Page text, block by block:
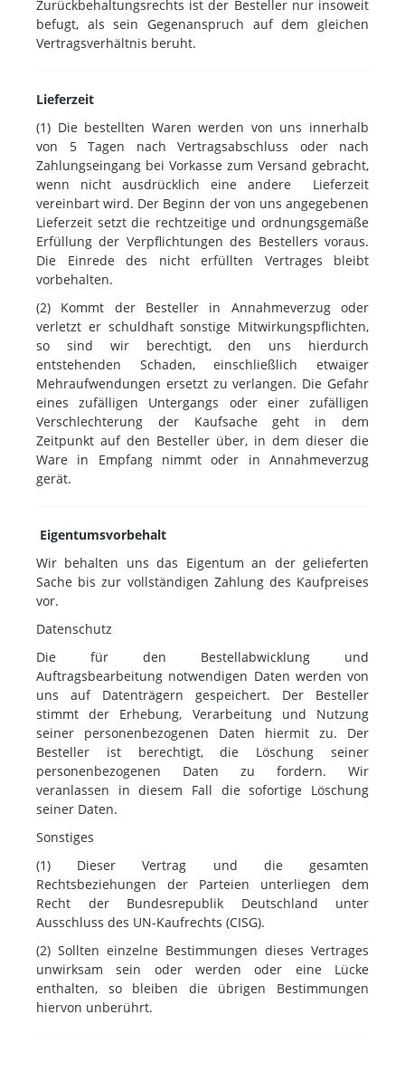
Zurückbehaltungsrechts ist der Besteller nur insoweit
befugt, als sein Gegenanspruch auf dem gleichen
Vertragsverhältnis beruht.
Lieferzeit
(1) Die bestellten Waren werden von uns innerhalb
von 5 Tagen nach Vertragsabschluss oder nach
Zahlungseingang bei Vorkasse zum Versand gebracht,
wenn nicht ausdrücklich eine andere Lieferzeit
vereinbart wird. Der Beginn der von uns angegebenen
Lieferzeit setzt die rechtzeitige und ordnungsgemäße
Erfüllung der Verpflichtungen des Bestellers voraus.
Die Einrede des nicht erfüllten Vertrages bleibt
vorbehalten.
(2) Kommt der Besteller in Annahmeverzug oder
verletzt er schuldhaft sonstige Mitwirkungspflichten,
so sind wir berechtigt, den uns hierdurch
entstehenden Schaden, einschließlich etwaiger
Mehraufwendungen ersetzt zu verlangen. Die Gefahr
eines zufälligen Untergangs oder einer zufälligen
Verschlechterung der Kaufsache geht in dem
Zeitpunkt auf den Besteller über, in dem dieser die
Ware in Empfang nimmt oder in Annahmeverzug
gerät.
Eigentumsvorbehalt
Wir behalten uns das Eigentum an der gelieferten
Sache bis zur vollständigen Zahlung des Kaufpreises
vor.
Datenschutz
Die für den Bestellabwicklung und
Auftragsbearbeitung notwendigen Daten werden von
uns auf Datenträgern gespeichert. Der Besteller
stimmt der Erhebung, Verarbeitung und Nutzung
seiner personenbezogenen Daten hiermit zu. Der
Besteller ist berechtigt, die Löschung seiner
personenbezogenen Daten zu fordern. Wir
veranlassen in diesem Fall die sofortige Löschung
seiner Daten.
Sonstiges
(1) Dieser Vertrag und die gesamten
Rechtsbeziehungen der Parteien unterliegen dem
Recht der Bundesrepublik Deutschland unter
Ausschluss des UN-Kaufrechts (CISG).
(2) Sollten einzelne Bestimmungen dieses Vertrages
unwirksam sein oder werden oder eine Lücke
enthalten, so bleiben die übrigen Bestimmungen
hiervon unberührt.